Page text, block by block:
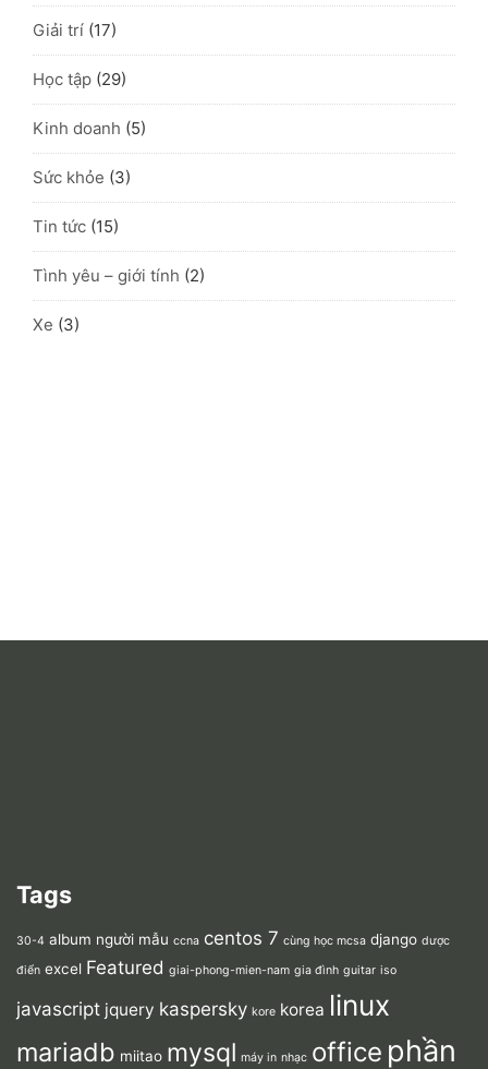
Giải trí (17)
Học tập (29)
Kinh doanh (5)
Sức khỏe (3)
Tin tức (15)
Tình yêu – giới tính (2)
Xe (3)
Tags
30-4 album người mẫu ccna centos 7 cùng học mcsa django dược
điển excel Featured giai-phong-mien-nam gia đình guitar iso
javascript jquery kaspersky kore korea linux
mariadb miitao mysql máy in nhạc office phần